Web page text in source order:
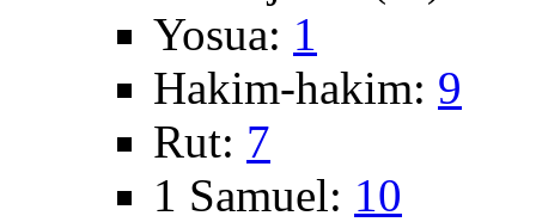
Yosua: 1
Hakim-hakim: 9
Rut: 7
1 Samuel: 10